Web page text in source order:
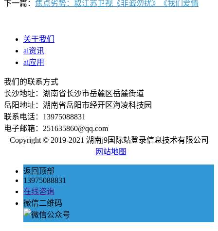
下一篇： 焦点劣势：取江苏卫视《非诚勿扰》《我们爱情
关于我们
ai资讯
ai应用
我们的联系方式
长沙地址：湖南省长沙市岳麓区岳麓街道
岳阳地址：湖南省岳阳市经开区海凌科技园
联系电话：13975088831
电子邮箱：251635860@qq.com
Copyright © 2019-2021 湖南j9国际站登录信息技术有限公司
网站地图
返回顶部
13975088831
在线咨询
微信二维码